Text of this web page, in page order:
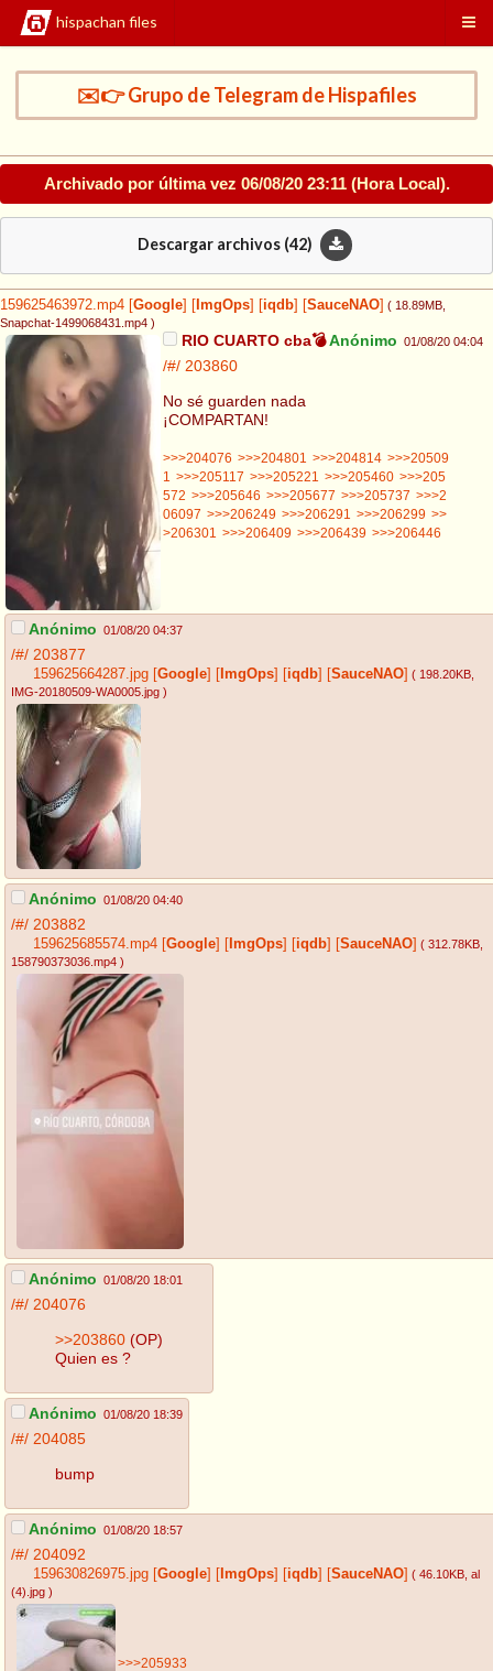
hispachan files
✉️👉 Grupo de Telegram de Hispafiles
Archivado por última vez 06/08/20 23:11(Hora Local).
Descargar archivos (42)
159625463972.mp4 Google ImgOps iqdb SauceNAO ( 18.89MB
Snapchat-1499068431.mp4 )
RIO CUARTO cba💣Anónimo 01/08/20 04:04
/#/ 203860
No sé guarden nada
¡COMPARTAN!
>>>204076 >>>204801 >>>204814 >>>20509
1
>>>205117 >>>205221 >>>205460 >>>205
572 >>>205646 >>>205677 >>>205737 >>>2
06097 >>>206249 >>>206291 >>>206299 >>
>206301
>>>206409 >>>206439 >>>206446
Anónimo 01/08/20 04:37
/#/ 203877
159625664287.jpg [Google] [ ImgOps] [iqdb] [SauceNAO] ( 198.20KB
IMG-20180509-WA0005.jpg )
Anónimo 01/08/20 04:40
/#/ 203882
159625685574.mp4 [Google] [ ImgOps] [iqdb] [SauceNAO] ( 312.78KB
158790373036.mp4 )
Anónimo 01/08/20 18:01
/#/ 204076
>>203860 (OP)
Quien es ?
Anónimo 01/08/20 18:39
/#/ 204085
bump
Anónimo 01/08/20 18:57
/#/ 204092
159630826975.jpg [Google] [ ImgOps] [iqdb] [SauceNAO] ( 46.10KB , al
(4).jpg )
>>>205933